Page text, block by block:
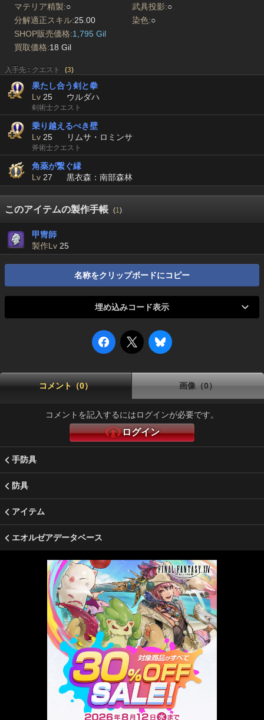
マテリア精製:○ 武具投影:○
分解適正スキル:25.00 染色:○
SHOP販売価格:1,795 Gil
買取価格:18 Gil
入手先 : クエスト (3)
果たし合う剣と拳
Lv 25 ウルダハ
剣術士クエスト
乗り越えるべき壁
Lv 25 リムサ・ロミンサ
斧術士クエスト
角薬が繋ぐ縁
Lv 27 黒衣森：南部森林
このアイテムの製作手帳 (1)
甲冑師
製作Lv 25
名称をクリップボードにコピー
埋め込みコード表示
コメント（0） 画像（0）
コメントを記入するにはログインが必要です。
ログイン
手防具
防具
アイテム
エオルゼアデータベース